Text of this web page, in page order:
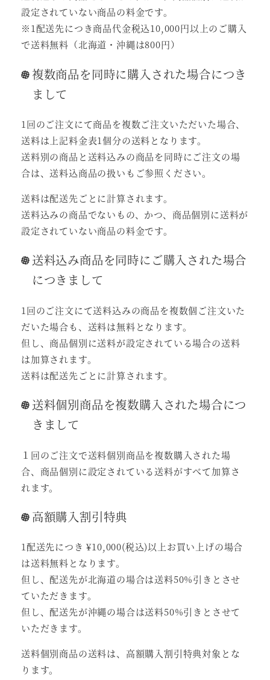
設定されていない商品の料金です。
※1配送先につき商品代金税込10,000円以上のご購入
で送料無料（北海道・沖縄は800円）
複数商品を同時に購入された場合につき
まして
1回のご注文にて商品を複数ご注文いただいた場合、
送料は上記料金表1個分の送料となります。
送料別の商品と送料込みの商品を同時にご注文の場
合は、送料込商品の扱いもご参照ください。
送料は配送先ごとに計算されます。
送料込みの商品でないもの、かつ、商品個別に送料が
設定されていない商品の料金です。
送料込み商品を同時にご購入された場合
につきまして
1回のご注文にて送料込みの商品を複数個ご注文いた
だいた場合も、送料は無料となります。
但し、商品個別に送料が設定されている場合の送料
は加算されます。
送料は配送先ごとに計算されます。
送料個別商品を複数購入された場合につ
きまして
１回のご注文で送料個別商品を複数購入された場
合、商品個別に設定されている送料がすべて加算さ
れます。
高額購入割引特典
1配送先につき ¥10,000(税込)以上お買い上げの場合
は送料無料となります。
但し、配送先が北海道の場合は送料50%引きとさせ
ていただきます。
但し、配送先が沖縄の場合は送料50%引きとさせて
いただきます。
送料個別商品の送料は、高額購入割引特典対象とな
ります。